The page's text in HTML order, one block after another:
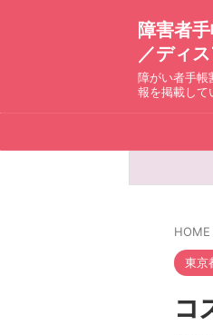
障害者
／ディ
障がい者手帳
報を掲載して
HOME
東京
コ